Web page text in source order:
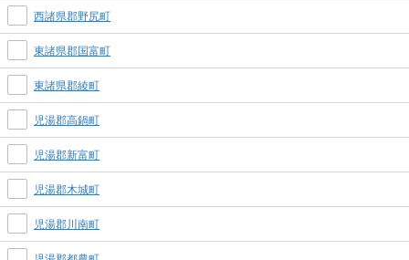
西諸県郡野尻町
東諸県郡国富町
東諸県郡綾町
児湯郡高鍋町
児湯郡新富町
児湯郡木城町
児湯郡川南町